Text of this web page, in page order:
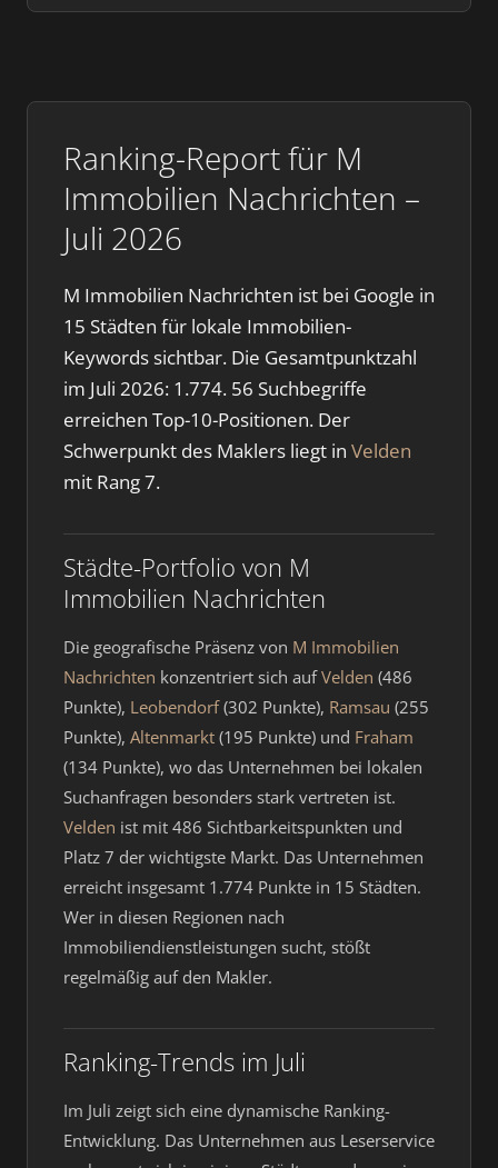
Ranking-Report für M
Immobilien Nachrichten –
Juli 2026
M Immobilien Nachrichten ist bei Google in
15 Städten für lokale Immobilien-
Keywords sichtbar. Die Gesamtpunktzahl
im Juli 2026: 1.774. 56 Suchbegriffe
erreichen Top-10-Positionen. Der
Schwerpunkt des Maklers liegt in Velden
mit Rang 7.
Städte-Portfolio von M
Immobilien Nachrichten
Die geografische Präsenz von M Immobilien
Nachrichten konzentriert sich aufVelden (486
Punkte), Leobendorf(302 Punkte), Ramsau (255
Punkte), Altenmarkt (195 Punkte) und Fraham
(134 Punkte), wo das Unternehmen bei lokalen
Suchanfragen besonders stark vertreten ist.
Velden ist mit 486 Sichtbarkeitspunkten und
Platz 7 der wichtigste Markt. Das Unternehmen
erreicht insgesamt 1.774 Punkte in 15 Städten.
Wer in diesen Regionen nach
Immobiliendienstleistungen sucht, stößt
regelmäßig auf den Makler.
Ranking-Trends im Juli
Im Juli zeigt sich eine dynamische Ranking-
Entwicklung. Das Unternehmen aus Leserservice